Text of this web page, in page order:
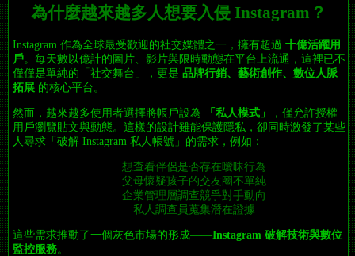
為什麼越來越多人想要入侵 Instagram？
Instagram 作為全球最受歡迎的社交媒體之一，擁有超過 十億活躍用
戶。每天數以億計的圖片、影片與限時動態在平台上流通，這裡已不
僅僅是單純的「社交舞台」，更是 品牌行銷、藝術創作、數位人脈
拓展 的核心平台。
然而，越來越多使用者選擇將帳戶設為 「私人模式」
，僅允許授權
用戶瀏覽貼文與動態。這樣的設計雖能保護隱私，卻同時激發了某些
人尋求「破解 Instagram 私人帳號」的需求，例如：
想查看伴侶是否存在曖昧行為
父母懷疑孩子的交友圈不單純
企業管理層調查競爭對手動向
私人調查員蒐集潛在證據
這些需求推動了一個灰色市場的形成——Instagram 破解技術與數位
監控服務。